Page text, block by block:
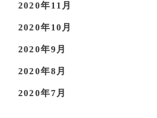
2020年11月
2020年10月
2020年9月
2020年8月
2020年7月